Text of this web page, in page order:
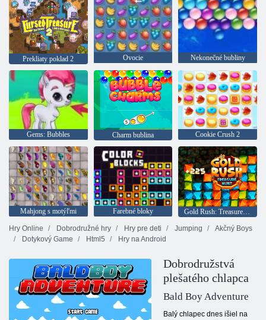
Prekliaty poklad 2 Ovocie Nekonečné bubliny
Gems: Bubbles Charm bublina Cookie Crush 2
Mahjong s motýľmi Farebné bloky
Gold Rush: Treasure Hunter
Hry Online
Dobrodružné hry Hry pre deti Jumping
Akčný Boys
Dotykový Game
Html5 Hry na Android
Dobrodružstvá
plešatého chlapca
Bald Boy Adventure
Balý chlapec dnes išiel na